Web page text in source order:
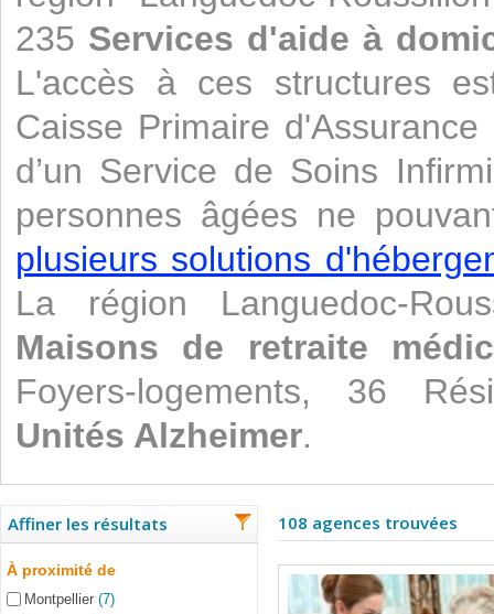
235 Services d'aide à
L'accès à ces structures
Caisse Primaire d'Assurance
d’un Service de Soins
personnes âgées ne
plusieurs solutions
La région Languedoc-
Maisons de retraite
Foyers-logements, 36
Unités Alzheimer.
Affiner les résultats
À proximité de
Montpellier (7)
108 agences trouvées